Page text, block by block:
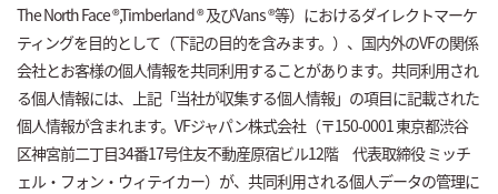
The North Face ®,Timberland ® 及びVans ®等）におけるダイレクトマーケ
ティングを目的として（下記の目的を含みます。）、国内外のVFの関係
会社とお客様の個人情報を共同利用することがあります。共同利用され
る個人情報には、上記「当社が収集する個人情報」の項目に記載された
個人情報が含まれます。VFジャパン株式会社（〒150-0001 東京都渋谷
区神宮前二丁目34番17号住友不動産原宿ビル12階 代表取締役 ミッチ
ェル・フォン・ウィテイカー）が、共同利用される個人データの管理に